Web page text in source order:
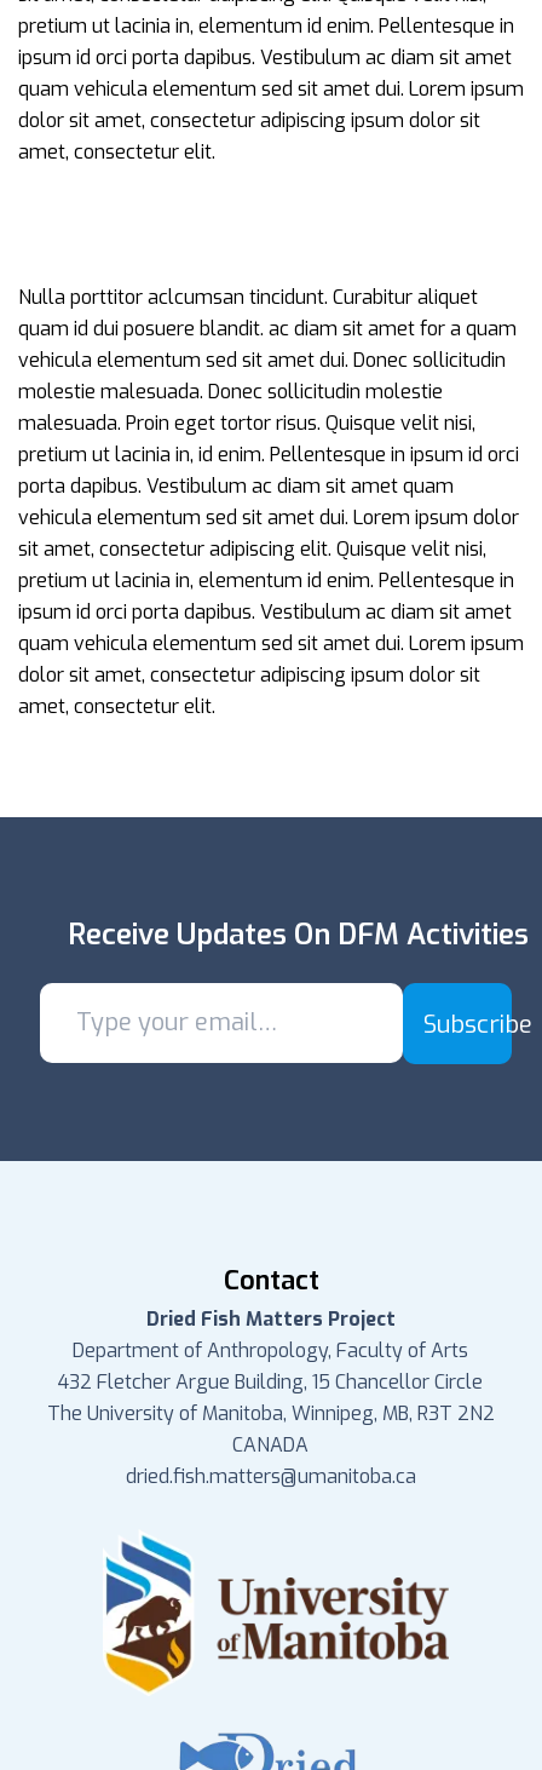
pretium ut lacinia in, elementum id enim. Pellentesque in
ipsum id orci porta dapibus. Vestibulum ac diam sit amet
quam vehicula elementum sed sit amet dui. Lorem ipsum
dolor sit amet, consectetur adipiscing ipsum dolor sit
amet, consectetur elit.
Nulla porttitor aclcumsan tincidunt. Curabitur aliquet
quam id dui posuere blandit. ac diam sit amet for a quam
vehicula elementum sed sit amet dui. Donec sollicitudin
molestie malesuada. Donec sollicitudin molestie
malesuada. Proin eget tortor risus. Quisque velit nisi,
pretium ut lacinia in, id enim. Pellentesque in ipsum id orci
porta dapibus. Vestibulum ac diam sit amet quam
vehicula elementum sed sit amet dui. Lorem ipsum dolor
sit amet, consectetur adipiscing elit. Quisque velit nisi,
pretium ut lacinia in, elementum id enim. Pellentesque in
ipsum id orci porta dapibus. Vestibulum ac diam sit amet
quam vehicula elementum sed sit amet dui. Lorem ipsum
dolor sit amet, consectetur adipiscing ipsum dolor sit
amet, consectetur elit.
Receive Updates On DFM Activities
Subscribe
Contact
Dried Fish Matters Project
Department of Anthropology, Faculty of Arts
432 Fletcher Argue Building, 15 Chancellor Circle
The University of Manitoba, Winnipeg, MB, R3T 2N2
CANADA
dried.fish.matters@umanitoba.ca